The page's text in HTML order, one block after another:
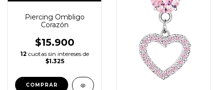
Piercing Ombligo
Corazón
$15.900
12 cuotas sin intereses de
$1.325